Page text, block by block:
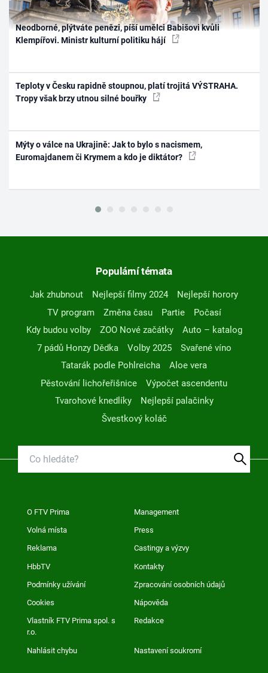
Neodborné, plýtváte penězi, píší umělci Babišovi kvůli
Klempířovi. Ministr kulturní politiku hájí
Teploty v Česku rapidně stoupnou, platí trojitá VÝSTRAHA.
Tropy však brzy utnou silné bouřky
Mýty o válce na Ukrajině: Jak to bylo s nacismem,
Euromajdanem či Krymem a kdo je diktátor?
Populární témata
Jak zhubnout Nejlepší filmy 2024
Nejlepší horory
TV program
Změna času Partie
Počasí
Kdy budou volby
ZOO Nové začátky
Auto – katalog
7 pádů Honzy Dědka
Volby 2025
Svařené víno
Tatarák podle Pohlreicha
Aloe vera
Pěstování lichořeřišnice
Výpočet ascendentu
Tvarohové knedlíky
Nejlepší palačinky
Švestkový koláč
O FTV Prima Management
Volná místa Press
Reklama Castingy a výzvy
HbbTV Kontakty
Podmínky užívání Zpracování osobních údajů
Cookies Nápověda
Vlastník FTV Prima spol. s
r.o.
Redakce
Nahlásit chybu Nastavení soukromí